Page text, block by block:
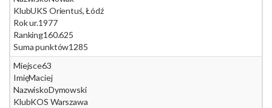
KlubUKS Orientuś, Łódź
Rok ur.1977
Ranking160.625
Suma punktów1285
Miejsce63
ImięMaciej
NazwiskoDymowski
KlubKOS Warszawa